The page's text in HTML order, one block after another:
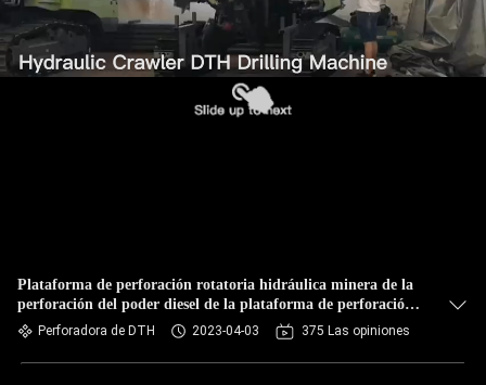
Plataforma de perforación rotatoria hidráulica minera de la
perforación del poder diesel de la plataforma de perforación
de DTH 78kw
Perforadora de DTH 2023-04-03 375 Las opiniones